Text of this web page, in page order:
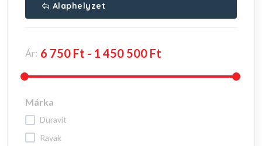
Alaphelyzet
Ár:
Márka
duravit
ravak